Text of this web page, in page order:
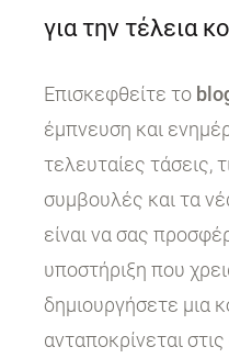
για την τέλεια
Επισκεφθείτε το
έμπνευση και
τελευταίες τάσεις,
συμβουλές και τα
είναι να σας
υποστήριξη που
δημιουργήσετε μια
ανταποκρίνεται